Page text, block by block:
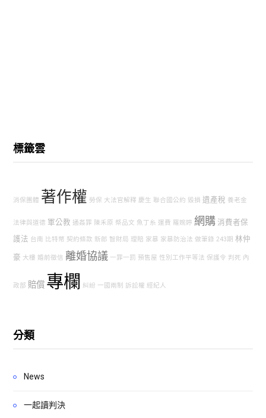
標籤雲
消保團體 著作權 勞保 大法官解釋 慶生 聯合國公約 毀損 遺產稅 養老金
法律與道德 軍公教 通姦罪 陳禾原 祭品文 魚丁糸 運費 羅婉婷 網購 消費者保
護法 台南 比特幣 契約條款 新郎 智財局 理賠 家暴 家暴防治法 做筆錄 243期 林仲
豪 大樓 婚前徵信 離婚協議 一罪一罰 預售屋 性別工作平等法 保護令 判死 內
政部 賠償 專欄 糾紛 一國兩制 訴訟權 經紀人
分類
News
一起讀判決